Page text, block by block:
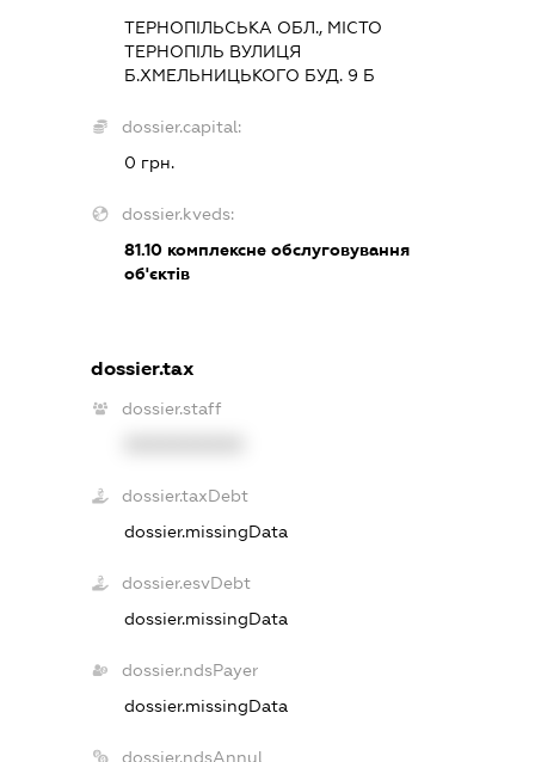
ТЕРНОПІЛЬСЬКА ОБЛ., МІСТО
ТЕРНОПІЛЬ ВУЛИЦЯ
Б.ХМЕЛЬНИЦЬКОГО БУД. 9 Б
dossier.capital:
0 грн.
dossier.kveds:
81.10 комплексне обслуговування
об'єктів
dossier.tax
dossier.staff
dossier.taxDebt
dossier.missingData
dossier.esvDebt
dossier.missingData
dossier.ndsPayer
dossier.missingData
dossier.ndsAnnul